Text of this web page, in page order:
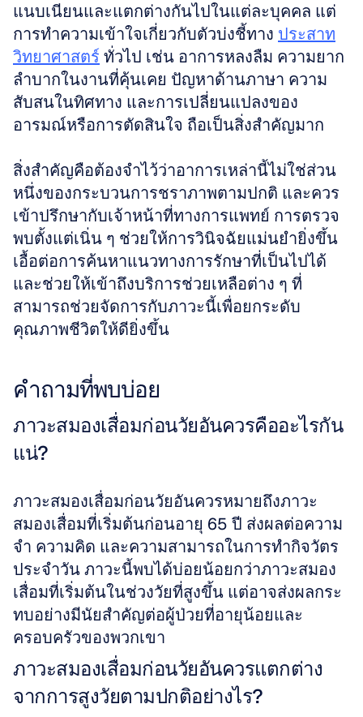
แนบเนียนและแตกต่างกันไปในแต่ละบุคคล แต่
การทำความเข้าใจเกี่ยวกับตัวบ่งชี้ทาง ประสาท
วิทยาศาสตร์ ทั่วไป เช่น อาการหลงลืม ความยาก
ลำบากในงานที่คุ้นเคย ปัญหาด้านภาษา ความ
สับสนในทิศทาง และการเปลี่ยนแปลงของ
อารมณ์หรือการตัดสินใจ ถือเป็นสิ่งสำคัญมาก
สิ่งสำคัญคือต้องจำไว้ว่าอาการเหล่านี้ไม่ใช่ส่วน
หนึ่งของกระบวนการชราภาพตามปกติ และควร
เข้าปรึกษากับเจ้าหน้าที่ทางการแพทย์ การตรวจ
พบตั้งแต่เนิ่น ๆ ช่วยให้การวินิจฉัยแม่นยำยิ่งขึ้น
เอื้อต่อการค้นหาแนวทางการรักษาที่เป็นไปได้
และช่วยให้เข้าถึงบริการช่วยเหลือต่าง ๆ ที่
สามารถช่วยจัดการกับภาวะนี้เพื่อยกระดับ
คุณภาพชีวิตให้ดียิ่งขึ้น
คำถามที่พบบ่อย
ภาวะสมองเสื่อมก่อนวัยอันควรคืออะไรกัน
แน่?
ภาวะสมองเสื่อมก่อนวัยอันควรหมายถึงภาวะ
สมองเสื่อมที่เริ่มต้นก่อนอายุ 65 ปี ส่งผลต่อความ
จำ ความคิด และความสามารถในการทำกิจวัตร
ประจำวัน ภาวะนี้พบได้บ่อยน้อยกว่าภาวะสมอง
เสื่อมที่เริ่มต้นในช่วงวัยที่สูงขึ้น แต่อาจส่งผลกระ
ทบอย่างมีนัยสำคัญต่อผู้ป่วยที่อายุน้อยและ
ครอบครัวของพวกเขา
ภาวะสมองเสื่อมก่อนวัยอันควรแตกต่าง
จากการสูงวัยตามปกติอย่างไร?